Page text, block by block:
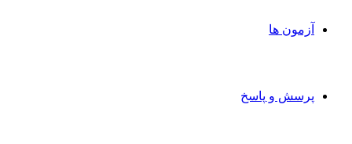
آزمون ها
پرسش و پاسخ